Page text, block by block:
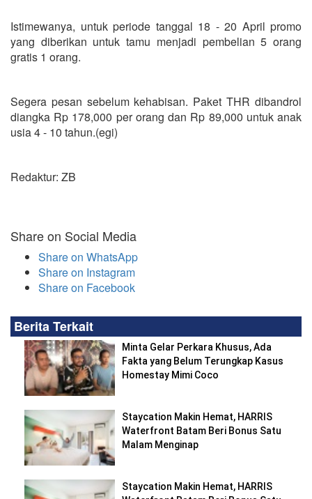
Istimewanya, untuk periode tanggal 18 - 20 April promo
yang diberikan untuk tamu menjadi pembelian 5 orang
gratis 1 orang.
Segera pesan sebelum kehabisan. Paket THR dibandrol
diangka Rp 178,000 per orang dan Rp 89,000 untuk anak
usia 4 - 10 tahun.(egi)
Redaktur: ZB
Share on Social Media
Share on WhatsApp
Share on Instagram
Share on Facebook
Berita Terkait
Minta Gelar Perkara Khusus, Ada
Fakta yang Belum Terungkap Kasus
Homestay Mimi Coco
Staycation Makin Hemat, HARRIS
Waterfront Batam Beri Bonus Satu
Malam Menginap
Staycation Makin Hemat, HARRIS